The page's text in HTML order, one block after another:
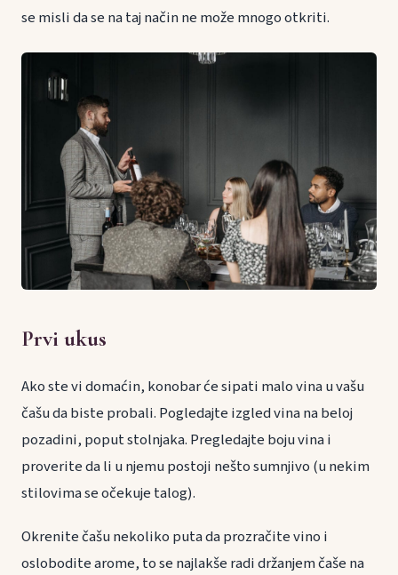
se misli da se na taj način ne može mnogo otkriti.
Prvi ukus
Ako ste vi domaćin, konobar će sipati malo vina u vašu
čašu da biste probali. Pogledajte izgled vina na beloj
pozadini, poput stolnjaka. Pregledajte boju vina i
proverite da li u njemu postoji nešto sumnjivo (u nekim
stilovima se očekuje talog).
Okrenite čašu nekoliko puta da prozračite vino i
oslobodite arome, to se najlakše radi držanjem čaše na